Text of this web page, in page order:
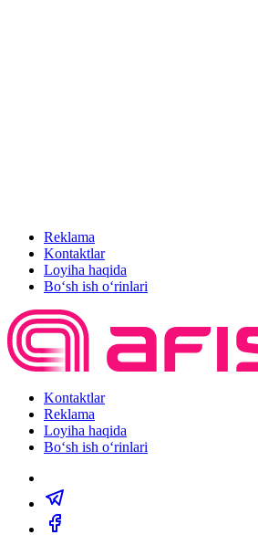
Reklama
Kontaktlar
Loyiha haqida
Bo‘sh ish o‘rinlari
Kontaktlar
Reklama
Loyiha haqida
Bo‘sh ish o‘rinlari